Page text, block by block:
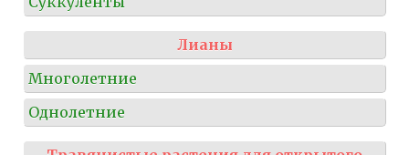
Лианы
Многолетние
Однолетние